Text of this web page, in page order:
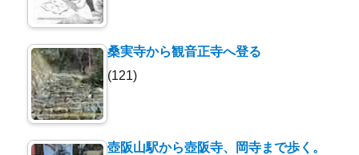
桑実寺から観音正寺へ登る
(121)
壺阪山駅から壺阪寺、岡寺まで歩く。